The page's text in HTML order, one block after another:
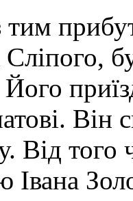
Від того
Івана